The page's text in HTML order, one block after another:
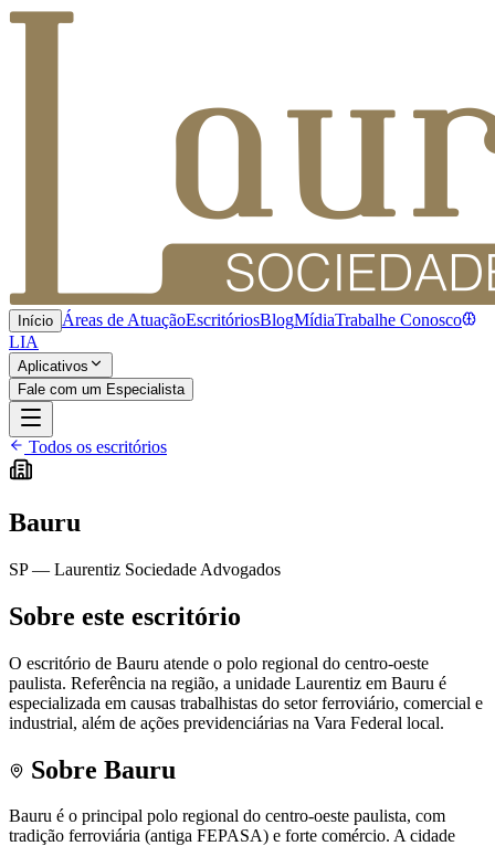
Início Áreas de AtuaçãoEscritóriosBlogMídiaTrabalhe Conosco
LIA
Aplicativos
Fale com um Especialista
Todos os escritórios
Bauru
SP— Laurentiz Sociedade Advogados
Sobre este escritório
O escritório de Bauru atende o polo regional do centro-oeste
paulista. Referência na região, a unidade Laurentiz em Bauru é
especializada em causas trabalhistas do setor ferroviário, comercial e
industrial, além de ações previdenciárias na Vara Federal local.
Sobre Bauru
Bauru é o principal polo regional do centro-oeste paulista, com
tradição ferroviária (antiga FEPASA) e forte comércio. A cidade